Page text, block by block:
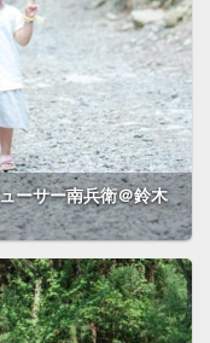
ーサー南兵衛＠鈴木